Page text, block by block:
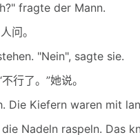
fragte der Mann.
问。
"Nein", sagte sie.
了。”她说。
Kiefern waren mit
Nadeln raspeln. Das